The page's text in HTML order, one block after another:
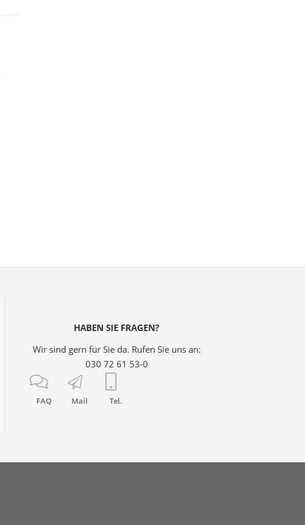
FAQ Mail Tel.
HABEN SIE FRAGEN?
Wir sind gern für Sie da. Rufen Sie uns an:
030 72 61 53-0